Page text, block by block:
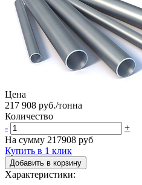
Цена
217 908 руб./тонна
Количество
-
+
На сумму 217908 руб
Купить в 1 клик
Добавить в корзину
Характеристики: